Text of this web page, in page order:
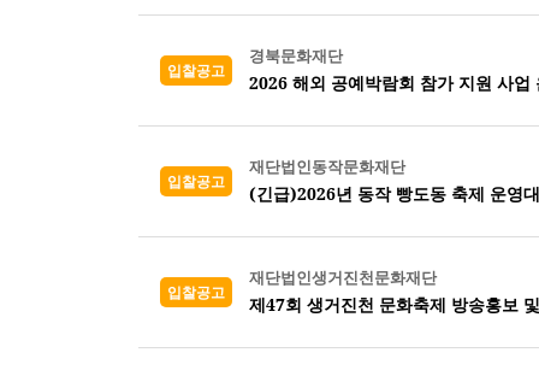
입찰공고
경북문화재단
2026 해외 공예박람회 참가 지원 사업
입찰공고
재단법인동작문화재단
(긴급)2026년 동작 빵도동 축제 운영
입찰공고
재단법인생거진천문화재단
제47회 생거진천 문화축제 방송홍보